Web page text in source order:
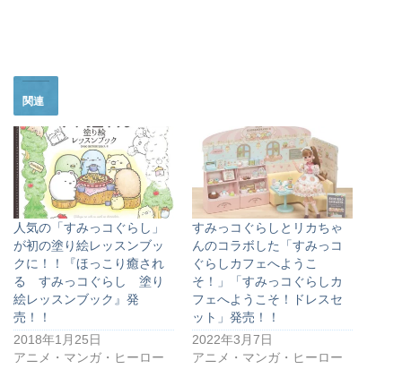
関連
人気の「すみっコぐらし」
が初の塗り絵レッスンブッ
クに！！『ほっこり癒され
る すみっコぐらし 塗り
絵レッスンブック』発
売！！
2018年1月25日
アニメ・マンガ・ヒーロー
すみっコぐらしとリカちゃ
んのコラボした「すみっコ
ぐらしカフェへようこ
そ！」「すみっコぐらしカ
フェへようこそ！ドレスセ
ット」発売！！
2022年3月7日
アニメ・マンガ・ヒーロー